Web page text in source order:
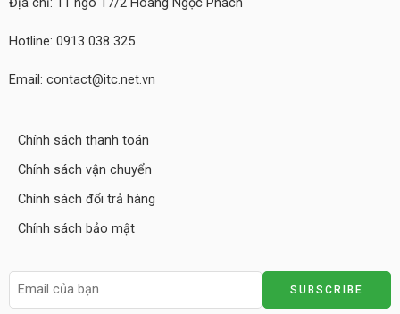
Địa chỉ: 11 ngõ 17/2 Hoàng Ngọc Phách
Hotline: 0913 038 325
Email: contact@itc.net.vn
Chính sách thanh toán
Chính sách vận chuyển
Chính sách đổi trả hàng
Chính sách bảo mật